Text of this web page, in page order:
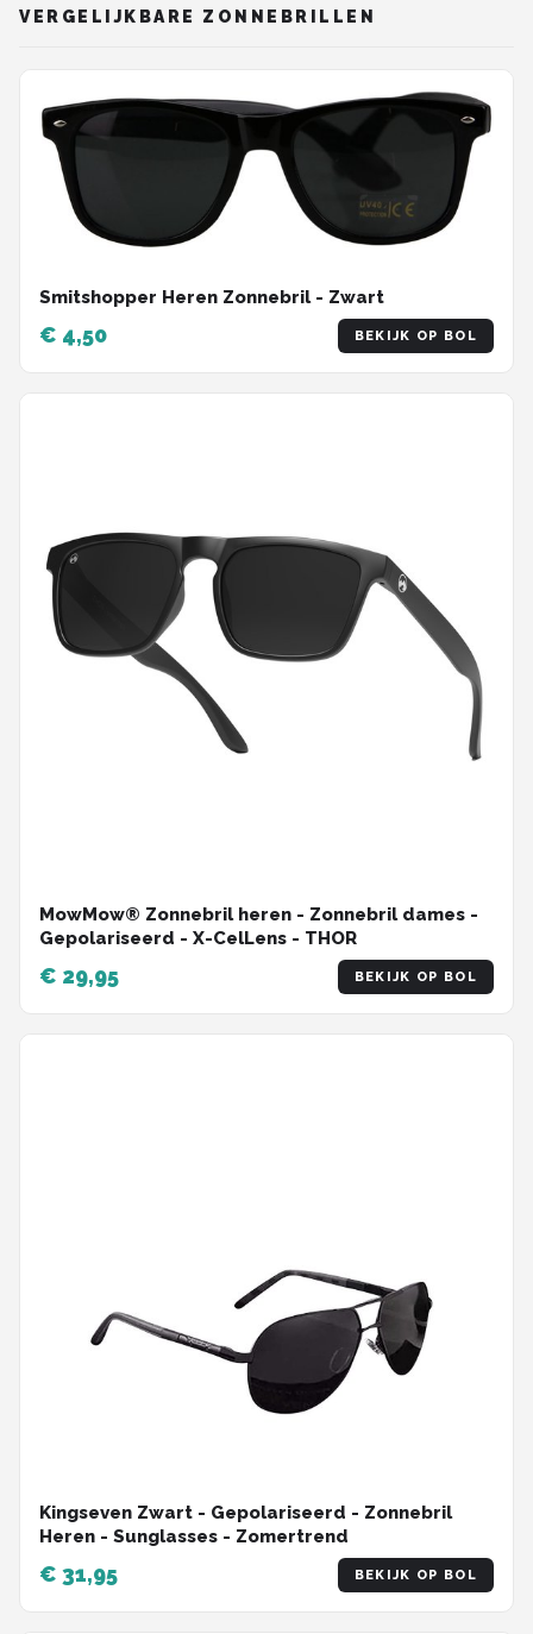
VERGELIJKBARE ZONNEBRILLEN
Smitshopper Heren Zonnebril - Zwart
€ 4,50 BEKIJK OP BOL
MowMow® Zonnebril heren - Zonnebril dames -
Gepolariseerd - X-CelLens - THOR
€ 29,95 BEKIJK OP BOL
Kingseven Zwart - Gepolariseerd - Zonnebril
Heren - Sunglasses - Zomertrend
€ 31,95 BEKIJK OP BOL